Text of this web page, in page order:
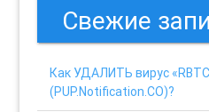
Свежие
Как УДАЛИТЬ вирус
(PUP.Notification.CO)?